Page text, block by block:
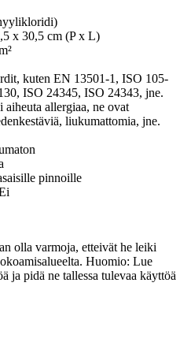
x 30,5 cm (P x L)
kuten EN 13501-1, ISO 105-
ISO 24345, ISO 24343, jne.
allergiaa, ne ovat
liukumattomia, jne.
pinnoille
olla varmoja, etteivät he leiki
Huomio: Lue
ja pidä ne tallessa tulevaa käyttöä